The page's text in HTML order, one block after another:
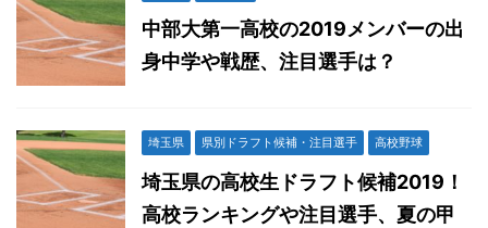
中部大第一高校の2019メンバーの出
身中学や戦歴、注目選手は？
埼玉県 県別ドラフト候補・注目選手 高校野球
埼玉県の高校生ドラフト候補2019！
高校ランキングや注目選手、夏の甲